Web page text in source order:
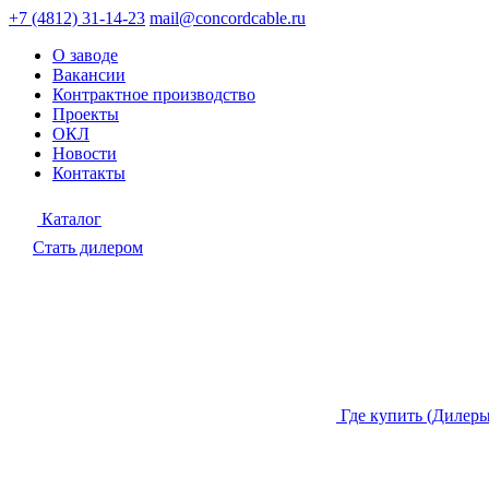
+7 (4812) 31-14-23 mail@concordcable.ru
О заводе
Вакансии
Контрактное производство
Проекты
ОКЛ
Новости
Контакты
Каталог
Стать дилером
Где купить